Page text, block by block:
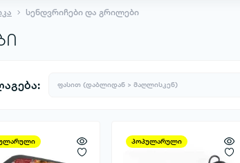
სენდვრიჩები და გრილები
პოპულარული